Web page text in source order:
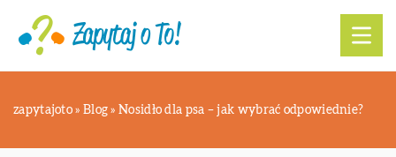
zapytajoto » Blog »Nosidło dla psa – jak wybrać odpowiednie?